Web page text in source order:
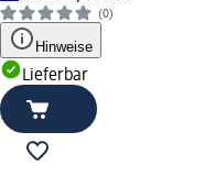
(0)
Hinweise
Lieferbar